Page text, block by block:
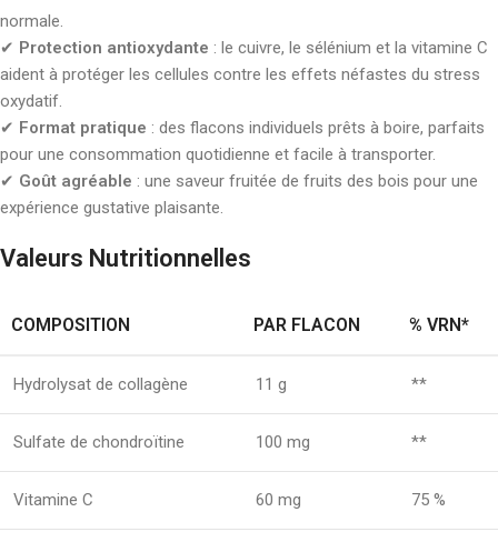
normale.
✔ Protection antioxydante : le cuivre, le sélénium et la vitamine C
aident à protéger les cellules contre les effets néfastes du stress
oxydatif.
✔ Format pratique : des flacons individuels prêts à boire, parfaits
pour une consommation quotidienne et facile à transporter.
✔ Goût agréable : une saveur fruitée de fruits des bois pour une
expérience gustative plaisante.
Valeurs Nutritionnelles
COMPOSITION PAR FLACON % VRN*
Hydrolysat de collagène 11 g **
Sulfate de chondroïtine 100 mg **
Vitamine C 60 mg 75 %